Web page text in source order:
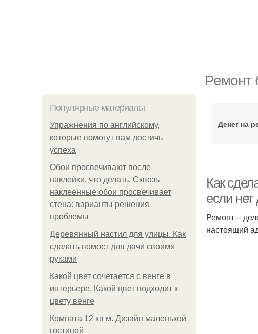
Ремонт
Популярные материалы
Упражнения по английскому,
которые помогут вам достичь
успеха
Обои просвечивают после
наклейки, что делать. Сквозь
наклеенные обои просвечивает
стена: варианты решения
проблемы
Деревянный настил для улицы. Как
сделать помост для дачи своими
руками
Какой цвет сочетается с венге в
интерьере. Какой цвет подходит к
цвету венге
Комната 12 кв м. Дизайн маленькой
гостиной
Денег на
Как
если нет
Ремонт –
настоящий